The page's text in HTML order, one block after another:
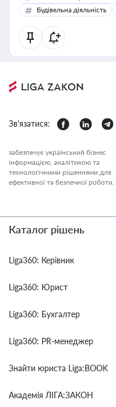
Будівельна діяльність
Зв'язатися:
забезпечує український бізнес
інформацією, аналітикою та
технологічними рішеннями для
ефективної та безпечної роботи.
Каталог рішень
Liga360: Керівник
Liga360: Юрист
Liga360: Бухгалтер
Liga360: PR-менеджер
Знайти юриста Liga:BOOK
Академія ЛІГА:ЗАКОН